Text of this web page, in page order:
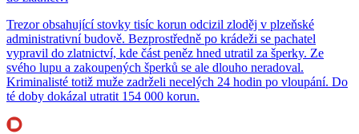
Trezor obsahující stovky tisíc korun odcizil zloděj v plzeňské
administrativní budově. Bezprostředně po krádeži se pachatel
vypravil do zlatnictví, kde část peněz hned utratil za šperky. Ze
svého lupu a zakoupených šperků se ale dlouho neradoval.
Kriminalisté totiž muže zadrželi necelých 24 hodin po vloupání. Do
té doby dokázal utratit 154 000 korun.